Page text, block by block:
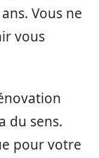
Vous ne
vous
du sens.
pour votre